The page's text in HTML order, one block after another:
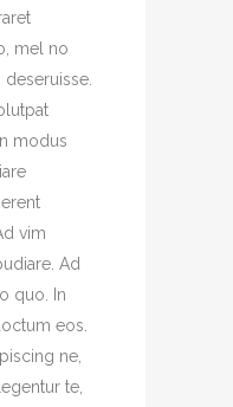
mel no
modus
vim
Ad
quo. In
eos.
ne,
te,